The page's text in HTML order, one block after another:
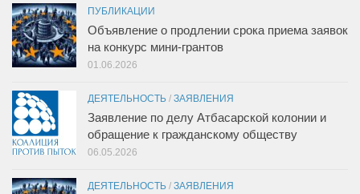
ПУБЛИКАЦИИ
Объявление о продлении срока приема заявок
на конкурс мини-грантов
01.06.2026
ДЕЯТЕЛЬНОСТЬ / ЗАЯВЛЕНИЯ
Заявление по делу Атбасарской колонии и
обращение к гражданскому обществу
06.05.2026
ДЕЯТЕЛЬНОСТЬ / ЗАЯВЛЕНИЯ